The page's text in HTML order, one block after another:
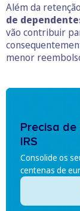
Além da
de
vão contribuir
menor
Precisa
IRS
Consolide os
centenas de